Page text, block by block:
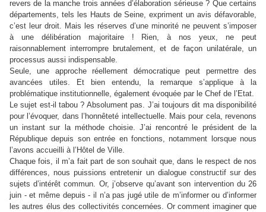
revers de la manche trois années d’élaboration sérieuse ? Que certains
départements, tels les Hauts de Seine, expriment un avis défavorable,
c’est leur droit. Mais les réserves d’une minorité ne peuvent s’imposer
à une délibération majoritaire ! Rien, à nos yeux, ne peut
raisonnablement interrompre brutalement, et de façon unilatérale, un
processus aussi indispensable.
Seule, une approche réellement démocratique peut permettre des
avancées utiles. Et bien entendu, la remarque s’applique à la
problématique institutionnelle, également évoquée par le Chef de l’Etat.
Le sujet est-il tabou ? Absolument pas. J’ai toujours dit ma disponibilité
pour l’évoquer, dans l’honnêteté intellectuelle. Mais pour cela, revenons
un instant sur la méthode choisie. J’ai rencontré le président de la
République depuis son entrée en fonctions, notamment lorsque nous
l’avons accueilli à l’Hôtel de Ville.
Chaque fois, il m’a fait part de son souhait que, dans le respect de nos
différences, nous puissions entretenir un dialogue constructif sur des
sujets d’intérêt commun. Or, j’observe qu’avant son intervention du 26
juin - et même depuis - il n’a pas jugé utile de m’informer ou d’informer
les autres élus des collectivités concernées. Or comment imaginer que